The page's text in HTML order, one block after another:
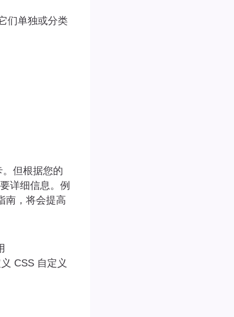
们单独或分类
但根据您的
详细信息。例
南，将会提高
CSS 自定义